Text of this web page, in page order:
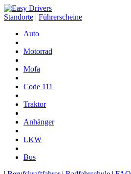
Standorte | Führerscheine
Auto
Motorrad
Mofa
Code 111
Traktor
Anhänger
LKW
Bus